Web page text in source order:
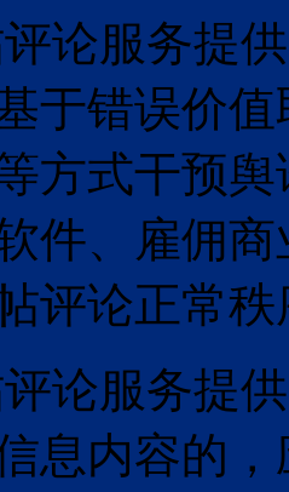
论服务提
于错误价
方式干预
件、雇佣
评论正常
论服务提
息内容的